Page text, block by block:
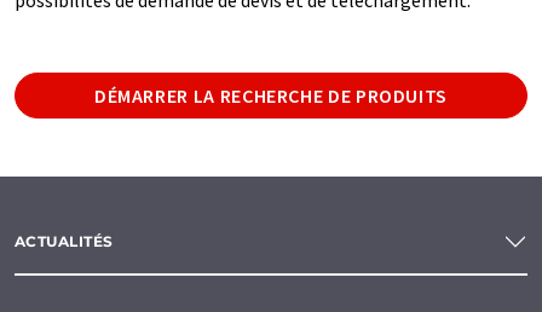
DÉMARRER LA RECHERCHE DE PRODUITS
ACTUALITÉS